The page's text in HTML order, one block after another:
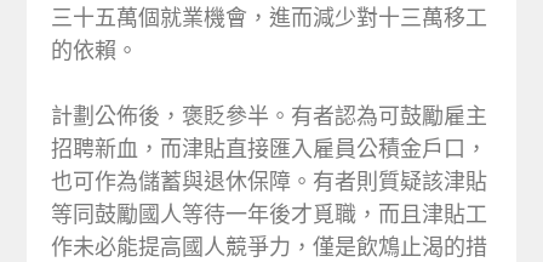
三十五萬個就業機會，進而減少對十三萬移工
的依賴。
計劃公佈後，褒貶參半。有者認為可鼓勵雇主
招聘新血，而津貼直接匯入雇員公積金戶口，
也可作為儲蓄與退休保障。有者則質疑該津貼
等同鼓勵國人等待一年後才覓職，而且津貼工
作未必能提高國人競爭力，僅是飲鴆止渴的措